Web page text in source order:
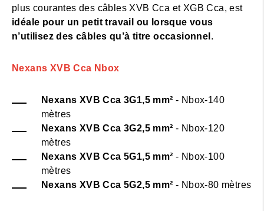
plus courantes des câbles XVB Cca et XGB Cca, est
idéale pour un petit travail ou lorsque vous
n’utilisez des câbles qu’à titre occasionnel .
Nexans XVB Cca Nbox
Nexans XVB Cca 3G1,5 mm² - Nbox-140
mètres
Nexans XVB Cca 3G2,5 mm²- Nbox-120
mètres
Nexans XVB Cca 5G1,5 mm² - Nbox-100
mètres
Nexans XVB Cca 5G2,5 mm² - Nbox-80 mètres